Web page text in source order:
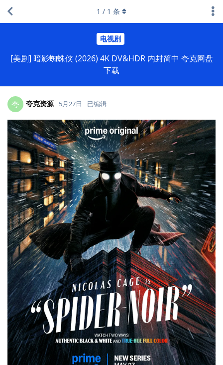
电视剧
[美剧] 暗影蜘蛛侠 (2026) 4K DV&HDR 内封简中 夸克网盘
下载
1 / 1 条
夸 夸克资源 5月27日 已编辑